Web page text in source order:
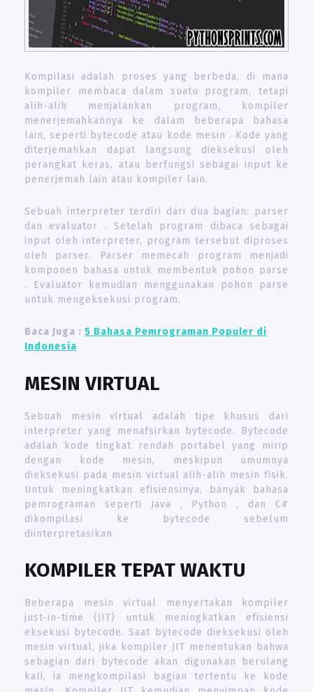
Kompilasi adalah proses yang berbeda, di mana
kompiler membaca dalam suatu program, tetapi
alih-alih menjalankan program, kompiler
menerjemahkannya ke dalam beberapa bahasa
lain, seperti bytecode atau kode mesin . Kode yang
diterjemahkan dapat langsung dieksekusi oleh
perangkat keras, atau berfungsi sebagai input ke
penerjemah lain atau kompiler lain.
Sebuah interpreter terdiri dari dua bagian: parser
dan evaluator . Setelah program dibaca sebagai
input oleh interpreter, program tersebut diproses
oleh parser. Parser memecah program menjadi
komponen bahasa untuk membentuk pohon parse
. Evaluator kemudian menggunakan pohon parse
untuk mengeksekusi program.
Baca Juga : 5 Bahasa Pemrograman Populer di
Indonesia
MESIN VIRTUAL
Sebuah mesin virtual adalah tipe khusus dari
interpreter yang menafsirkan bytecode. Bytecode
adalah kode tingkat rendah portabel yang mirip
dengan kode mesin, meskipun umumnya
dieksekusi pada mesin virtual alih-alih mesin fisik.
Untuk meningkatkan efisiensinya, banyak bahasa
pemrograman seperti Java , Python , dan C#
dikompilasi ke bytecode sebelum
diinterpretasikan.
KOMPILER TEPAT WAKTU
Beberapa mesin virtual menyertakan kompiler
just-in-time (JIT) untuk meningkatkan efisiensi
eksekusi bytecode. Saat bytecode dieksekusi oleh
mesin virtual, jika kompiler JIT menentukan bahwa
sebagian dari bytecode akan digunakan berulang
kali, ia mengkompilasi bagian tertentu ke kode